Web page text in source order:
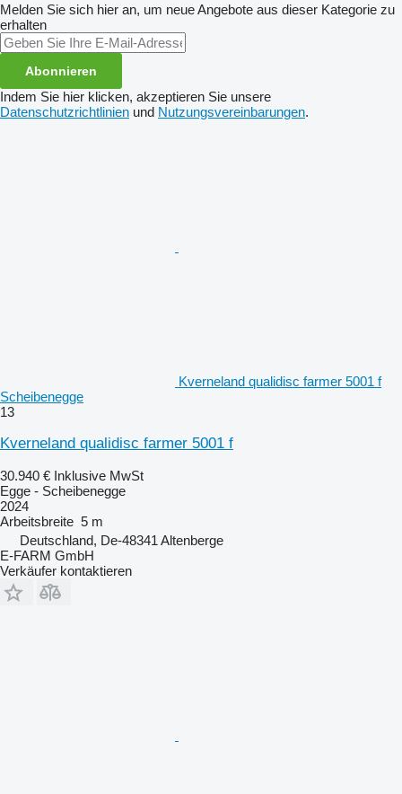
Melden Sie sich hier an, um neue Angebote aus dieser Kategorie zu
erhalten
Abonnieren
Indem Sie hier klicken, akzeptieren Sie unsere
Datenschutzrichtlinien und Nutzungsvereinbarungen.
Kverneland qualidisc farmer 5001 f
Scheibenegge
13
Kverneland qualidisc farmer 5001 f
30.940 € Inklusive MwSt
Egge - Scheibenegge
2024
Arbeitsbreite 5 m
Deutschland, De-48341 Altenberge
E-FARM GmbH
Verkäufer kontaktieren